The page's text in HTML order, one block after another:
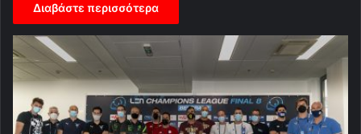
Διαβάστε περισσότερα